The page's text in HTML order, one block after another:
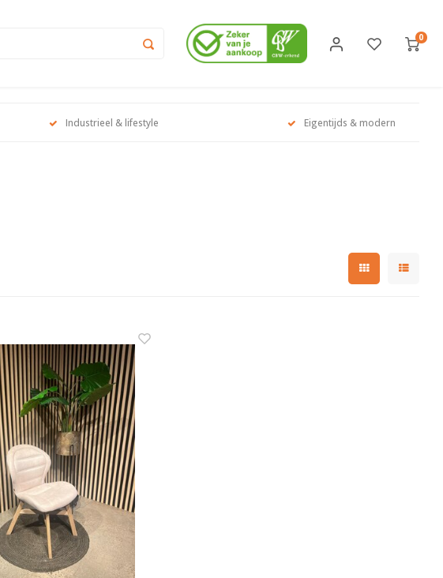
0
Industrieel & lifestyle Eigentijds & modern